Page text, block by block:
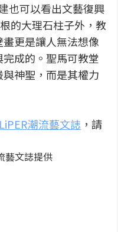
也可以看出文藝復興
的大理石柱子外，教
更是讓人無法想像
成的。聖馬可教堂
神聖，而是其權力
潮流藝文誌 ，請
藝文誌提供